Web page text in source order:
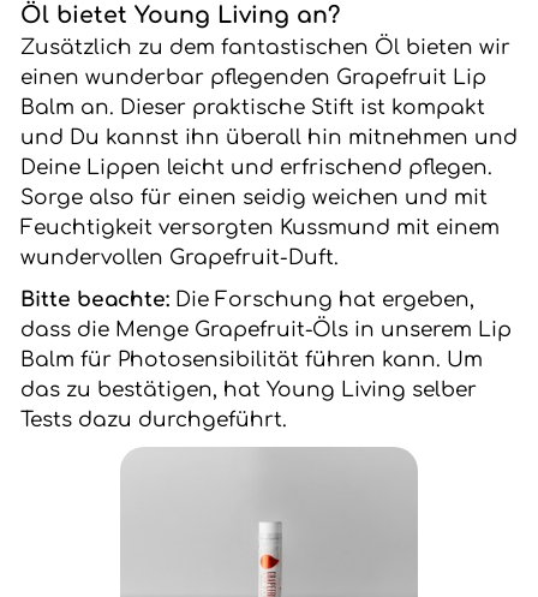
Öl bietet Young Living an?
Zusätzlich zu dem fantastischen Öl bieten wir
einen wunderbar pflegenden Grapefruit Lip
Balm an. Dieser praktische Stift ist kompakt
und Du kannst ihn überall hin mitnehmen und
Deine Lippen leicht und erfrischend pflegen.
Sorge also für einen seidig weichen und mit
Feuchtigkeit versorgten Kussmund mit einem
wundervollen Grapefruit-Duft.
Bitte beachte:Die Forschung hat ergeben,
dass die Menge Grapefruit-Öls in unserem Lip
Balm für Photosensibilität führen kann. Um
das zu bestätigen, hat Young Living selber
Tests dazu durchgeführt.